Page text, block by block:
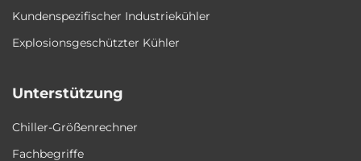
Kundenspezifischer Industriekühler
Explosionsgeschützter Kühler
Unterstützung
Chiller-Größenrechner
Fachbegriffe